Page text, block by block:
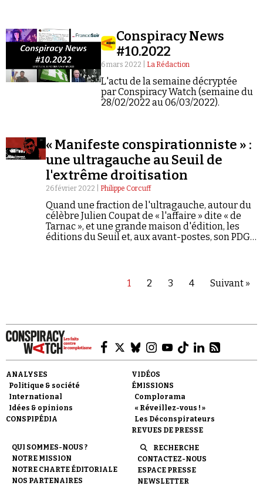
Conspiracy News
#10.2022
6 mars 2022 | La Rédaction
L'actu de la semaine décryptée
par Conspiracy Watch (semaine du
28/02/2022 au 06/03/2022).
« Manifeste conspirationniste » :
une ultragauche au Seuil de
l'extrême droitisation
26 février 2022 | Philippe Corcuff
Quand une fraction de l'ultragauche, autour du
célèbre Julien Coupat de « l'affaire » dite « de
Tarnac », et une grande maison d'édition, les
éditions du Seuil et, aux avant-postes, son PDG
1
2 3 4 Suivant »
ANALYSES
Politique & société
International
Idées & opinions
CONSPIPÉDIA
VIDÉOS
ÉMISSIONS
Complorama
« Réveillez-vous ! »
Les Déconspirateurs
REVUES DE PRESSE
QUI SOMMES-NOUS ?
NOTRE MISSION
NOTRE CHARTE ÉDITORIALE
NOS PARTENAIRES
RECHERCHE
CONTACTEZ-NOUS
ESPACE PRESSE
NEWSLETTER